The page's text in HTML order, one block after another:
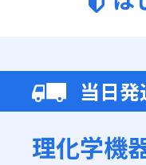
当日
理化学機